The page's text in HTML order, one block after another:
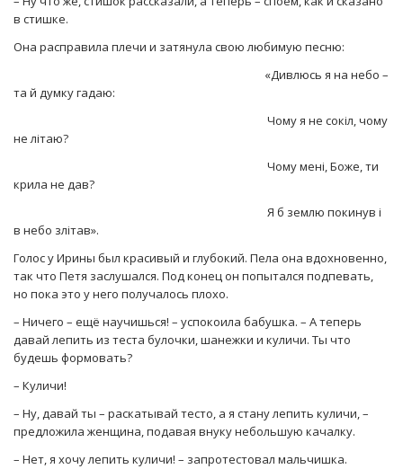
в стишке.
Она расправила плечи и затянула свою любимую песню:
«Дивлюсь я на небо –
та й думку гадаю:
Чому я не сокіл, чому
не літаю?
Чому мені, Боже, ти
крила не дав?
Я б землю покинув і
в небо злітав».
Голос у Ирины был красивый и глубокий. Пела она вдохновенно,
так что Петя заслушался. Под конец он попытался подпевать,
но пока это у него получалось плохо.
– Ничего – ещё научишься! – успокоила бабушка. – А теперь
давай лепить из теста булочки, шанежки и куличи. Ты что
будешь формовать?
– Куличи!
– Ну, давай ты – раскатывай тесто, а я стану лепить куличи, –
предложила женщина, подавая внуку небольшую качалку.
– Нет, я хочу лепить куличи! – запротестовал мальчишка.